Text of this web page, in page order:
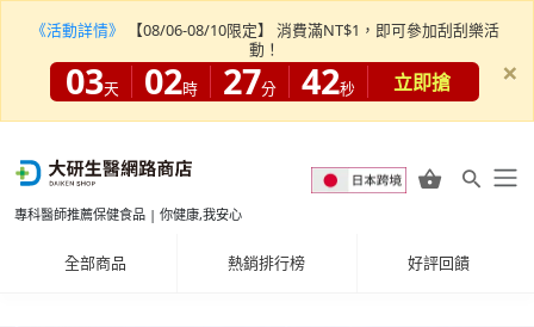
專科醫師推薦保健食品 | 你健康,我安心
全部商品 熱銷排行榜 好評回饋
《活動詳情》
【08/06-08/10限定】 消費滿NT$1，即可參加刮刮樂活
動！
03天 02時 27分 40秒 立即搶 ×